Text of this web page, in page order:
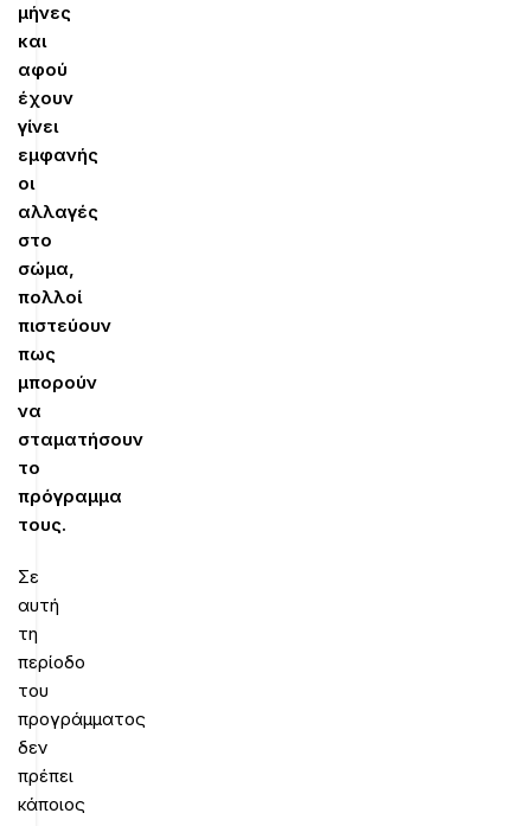
μήνες
και
αφού
έχουν
γίνει
εμφανής
οι
αλλαγές
στο
σώμα,
πολλοί
πιστεύουν
πως
μπορούν
να
σταματήσουν
το
πρόγραμμα
τους.
Σε
αυτή
τη
περίοδο
του
προγράμματος
δεν
πρέπει
κάποιος